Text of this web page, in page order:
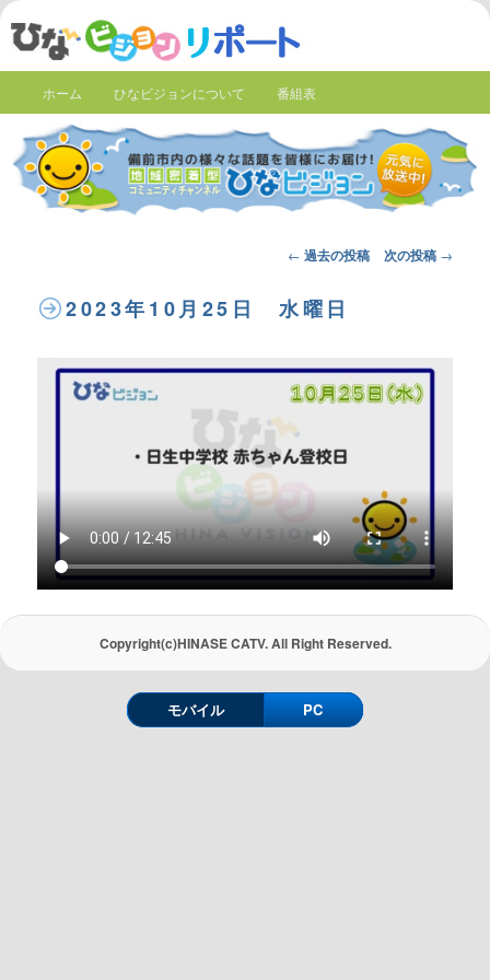
ホーム ひなビジョンについて 番組表
Post
← 過去の投稿 次の投稿 →
2023年10月25日 水曜日
Copyright(c)HINASE CATV. All Right Reserved.
モバイル PC